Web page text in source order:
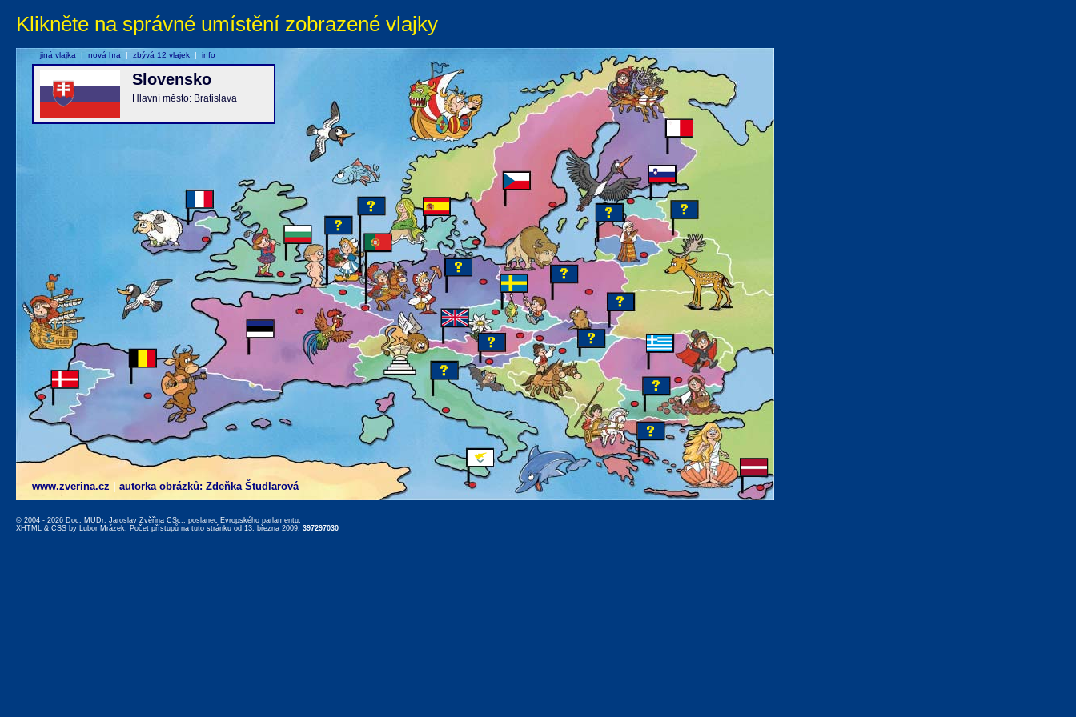
Klikněte na správné umístění zobrazené vlajky
www.zverina.cz autorka obrázků: Zdeňka Študlarová
Slovensko
Hlavní město: Bratislava
jiná vlajka | nová hra | zbývá 12 vlajek | info
© 2004 - 2026 Doc. MUDr. Jaroslav Zvěřina CSc., poslanec Evropského parlamentu,
XHTML & CSS by Lubor Mrázek. Počet přístupů na tuto stránku od 13. března 2009: 397297030